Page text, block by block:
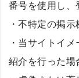
番号を使用し、
・不特定の掲
・当サイトイ
紹介を行った場